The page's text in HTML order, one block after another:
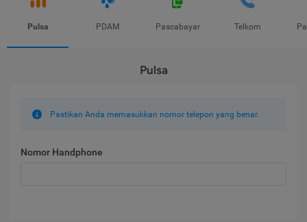
Pulsa PDAM Pascabayar Telkom
Pulsa
Pastikan Anda memasukkan nomor telepon yang benar.
Nomor Handphone